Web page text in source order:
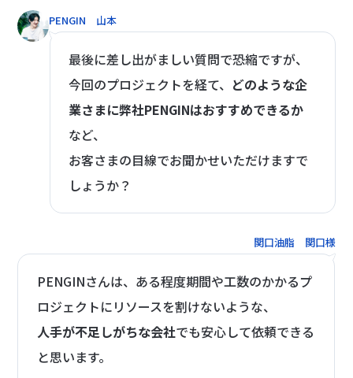
PENGIN 山本
最後に差し出がましい質問で恐縮ですが、
今回のプロジェクトを経て、 どのような企
業さまに弊社PENGINはおすすめできるか
など、
お客さまの目線でお聞かせいただけますで
しょうか？
関口油脂 関口様
PENGINさんは、ある程度期間や工数のかかるプ
ロジェクトにリソースを割けないような、
人手が不足しがちな会社でも安心して依頼できる
と思います。